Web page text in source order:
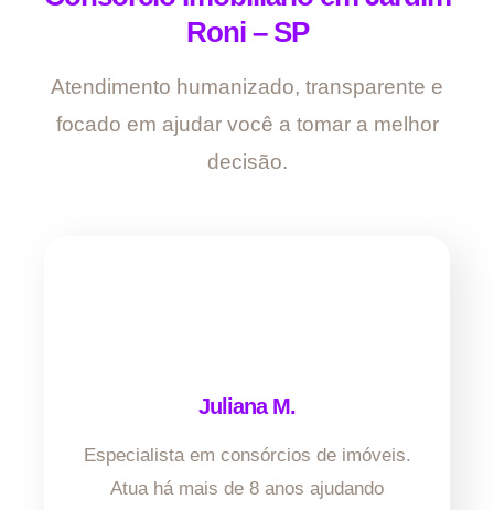
Roni – SP
Atendimento humanizado, transparente e
focado em ajudar você a tomar a melhor
decisão.
Juliana M.
Especialista em consórcios de imóveis.
Atua há mais de 8 anos ajudando